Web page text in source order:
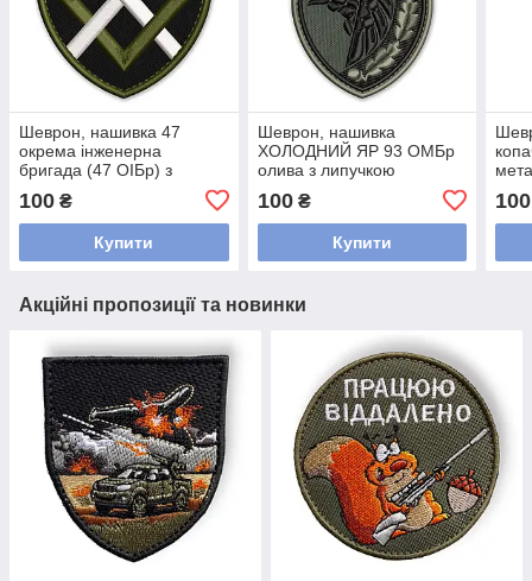
Шеврон, нашивка 47
окрема інженерна
бригада (47 ОІБр) з
100 ₴
Купити
Шеврон, нашивка
ХОЛОДНИЙ ЯР 93 ОМБр
олива з липучкою
100₴
Купити
100
Акційні пропозиції та новинки